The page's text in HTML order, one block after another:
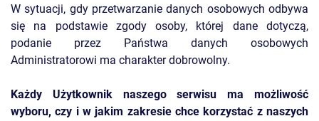
W sytuacji, gdy przetwarzanie danych osobowych odbywa
się na podstawie zgody osoby, której dane dotyczą,
podanie przez Państwa danych osobowych
Administratorowi ma charakter dobrowolny.
Każdy Użytkownik naszego serwisu ma możliwość
wyboru, czy i w jakim zakresie chce korzystać z naszych